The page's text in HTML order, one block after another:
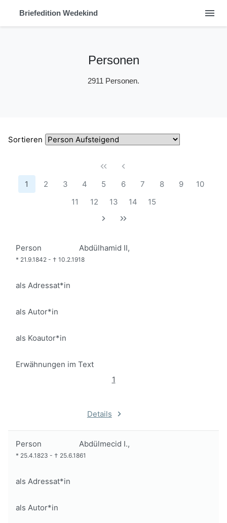
Briefedition Wedekind menu
Personen
2911 Personen.
Sortieren
1 2 3 4 5 6 7 8 9
10
11
12 13 14 15
Person Abdülhamid II,
* 21.9.1842 - † 10.2.1918
als Adressat*in
als Autor*in
als Koautor*in
Erwähnungen im Text
1
Details
Person Abdülmecid I.,
* 25.4.1823 - † 25.6.1861
als Adressat*in
als Autor*in